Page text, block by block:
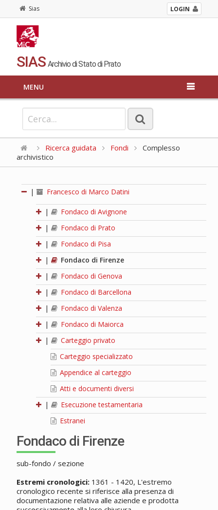
Sias LOGIN
SIAS Archivio di Stato di Prato
MENU
Ricerca guidata Fondi
Complesso
archivistico
| Francesco di Marco Datini
|
Fondaco di Avignone
|
Fondaco di Prato
|
Fondaco di Pisa
|
Fondaco di Firenze
|
Fondaco di Genova
|
Fondaco di Barcellona
|
Fondaco di Valenza
|
Fondaco di Maiorca
|
Carteggio privato
Carteggio specializzato
Appendice al carteggio
Atti e documenti diversi
|
Esecuzione testamentaria
Estranei
Fondaco di Firenze
sub-fondo / sezione
Estremi cronologici:1361 - 1420, L'estremo
cronologico recente si riferisce alla presenza di
documentazione relativa alle aziende e prodotta